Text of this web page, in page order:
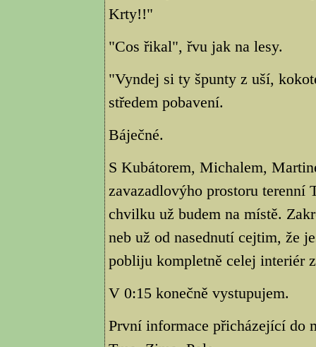
Krty!!"
"Cos řikal", řvu jak na lesy.
"Vyndej si ty špunty z uší,
středem pobavení.
Báječné.
S Kubátorem, Michalem,
zavazadlovýho prostoru terenní
chvilku už budem na místě.
neb už od nasednutí cejtim, že
pobliju kompletně celej interiér
V 0:15 konečně vystupujem.
První informace přicházející do